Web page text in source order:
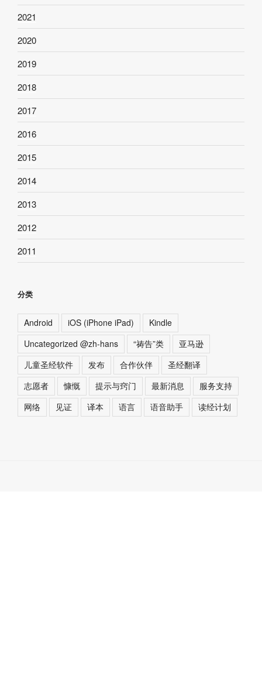
2021
2020
2019
2018
2017
2016
2015
2014
2013
2012
2011
分类
Android iOS (iPhone iPad)
Kindle
Uncategorized @zh-hans
“祷告”类
亚马逊
儿童圣经软件
发布 合作伙伴
圣经翻译
志愿者
慷慨 提示与窍门 最新消息
服务支持
网络
见证 译本 语言 语音助手 读经计划